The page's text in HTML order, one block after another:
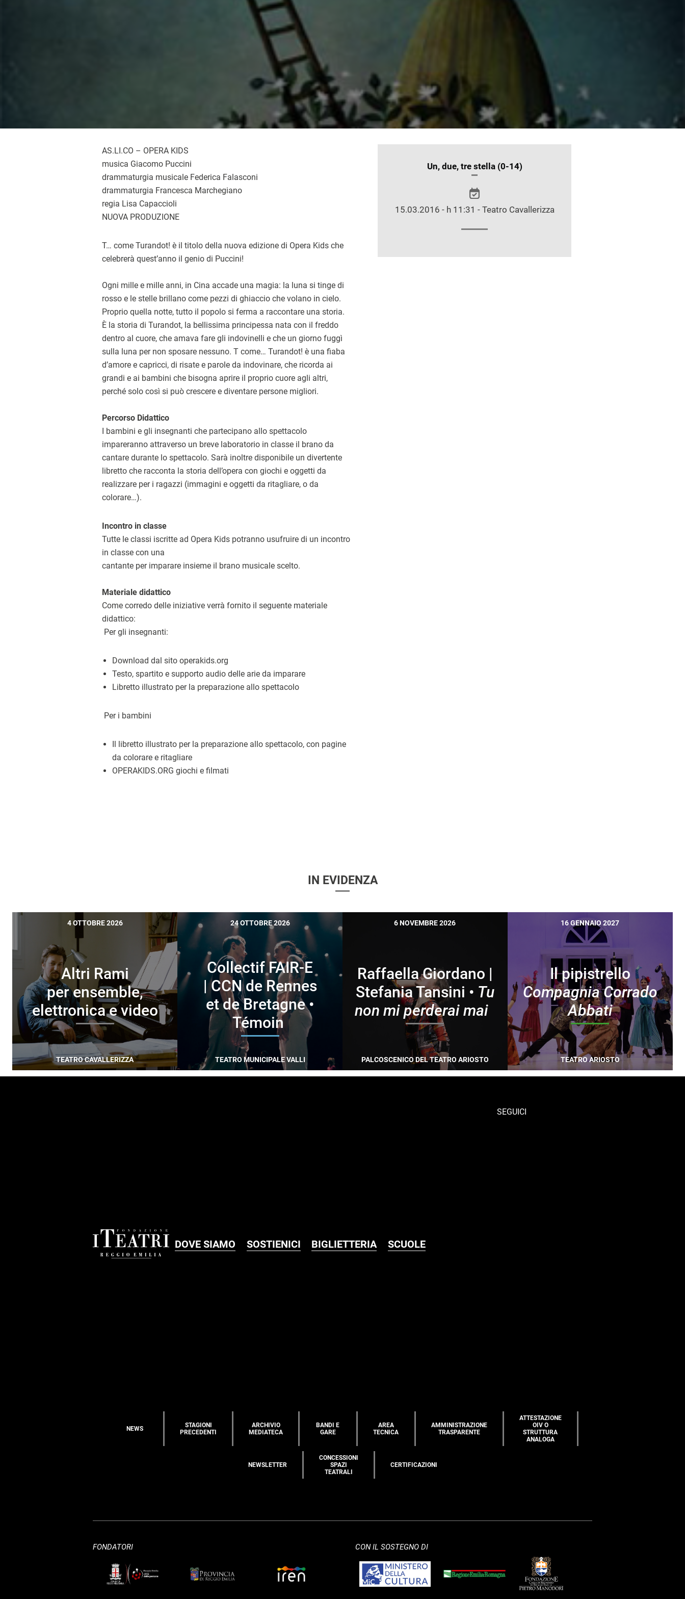
AS.LI.CO – OPERA KIDS
musica Giacomo Puccini
drammaturgia musicale Federica Falasconi
drammaturgia Francesca Marchegiano
regia Lisa Capaccioli
NUOVA PRODUZIONE
T… come Turandot! è il titolo della nuova edizione di Opera Kids che
celebrerà quest’anno il genio di Puccini!
Ogni mille e mille anni, in Cina accade una magia: la luna si tinge di
rosso e le stelle brillano come pezzi di ghiaccio che volano in cielo.
Proprio quella notte, tutto il popolo si ferma a raccontare una storia.
È la storia di Turandot, la bellissima principessa nata con il freddo
dentro al cuore, che amava fare gli indovinelli e che un giorno fuggì
sulla luna per non sposare nessuno. T come… Turandot! è una fiaba
d’amore e capricci, di risate e parole da indovinare, che ricorda ai
grandi e ai bambini che bisogna aprire il proprio cuore agli altri,
perché solo così si può crescere e diventare persone migliori.
Percorso Didattico
I bambini e gli insegnanti che partecipano allo spettacolo
impareranno attraverso un breve laboratorio in classe il brano da
cantare durante lo spettacolo. Sarà inoltre disponibile un divertente
libretto che racconta la storia dell’opera con giochi e oggetti da
realizzare per i ragazzi (immagini e oggetti da ritagliare, o da
colorare…).
Incontro in classe
Tutte le classi iscritte ad Opera Kids potranno usufruire di un incontro
in classe con una
cantante per imparare insieme il brano musicale scelto.
Materiale didattico
Come corredo delle iniziative verrà fornito il seguente materiale
didattico:
Per gli insegnanti:
Download dal sito operakids.org
Testo, spartito e supporto audio delle arie da imparare
Libretto illustrato per la preparazione allo spettacolo
Per i bambini
Il libretto illustrato per la preparazione allo spettacolo, con pagine
da colorare e ritagliare
OPERAKIDS.ORG giochi e filmati
INFORMAZIONI
Un, due, tre stella (0-14)
15.03.2016 - h 11:31 - Teatro Cavallerizza
IN EVIDENZA
4 OTTOBRE 2026
Altri Rami
per ensemble,
elettronica e video
TEATRO CAVALLERIZZA
24 OTTOBRE 2026
Collectif FAIR-E
| CCN de Rennes
et de Bretagne •
Témoin
TEATRO MUNICIPALE VALLI
6 NOVEMBRE 2026
Raffaella Giordano |
Stefania Tansini • Tu
non mi perderai mai
PALCOSCENICO DEL TEATRO ARIOSTO
16 GENNAIO 2027
Il pipistrello
Compagnia Corrado
Abbati
TEATRO ARIOSTO
DOVE SIAMO SOSTIENICI BIGLIETTERIA SCUOLE
SEGUICI
NEWS
STAGIONI
PRECEDENTI
ARCHIVIO
MEDIATECA
BANDI E
GARE
AREA
TECNICA
AMMINISTRAZIONE
TRASPARENTE
ATTESTAZIONE
OIV O
STRUTTURA
ANALOGA
NEWSLETTER
CONCESSIONI
SPAZI
TEATRALI
CERTIFICAZIONI
FONDATORI CON IL SOSTEGNO DI